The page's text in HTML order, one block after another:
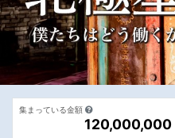
集まっている金額
120,000,000